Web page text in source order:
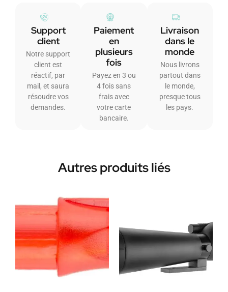
Support
client
Notre support
client est
réactif, par
mail, et saura
résoudre vos
demandes.
Paiement
en
plusieurs
fois
Payez en 3 ou
4 fois sans
frais avec
votre carte
bancaire.
Livraison
dans le
monde
Nous livrons
partout dans
le monde,
presque tous
les pays.
Autres produits liés